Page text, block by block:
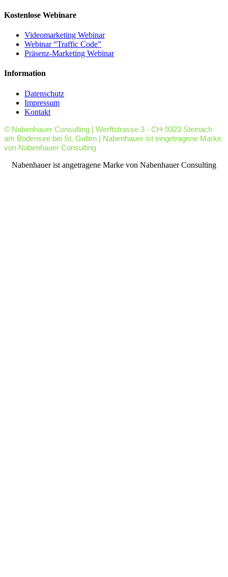
Kostenlose Webinare
Videomarketing Webinar
Webinar “Traffic Code”
Präsenz-Marketing Webinar
Information
Datenschutz
Impressum
Kontakt
© Nabenhauer Consulting | Werftstrasse 3 - CH-9323 Steinach
am Bodensee bei St. Gallen | Nabenhauer ist eingetragene Marke
von Nabenhauer Consulting
facebook
youtube
rssNabenhauer ist angetragene Marke von Nabenhauer Consulting